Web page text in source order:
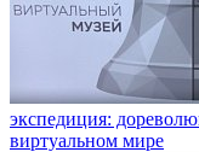
экспедиция:
виртуальном мире